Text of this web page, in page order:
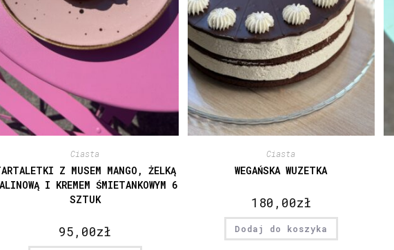
Ciasta
Z MUSEM MANGO, ŻELKĄ
I KREMEM ŚMIETANKOWYM 6
SZTUK
95,00zł
Ciasta
WEGAŃSKA WUZETKA
180,00zł
Dodaj do koszyka